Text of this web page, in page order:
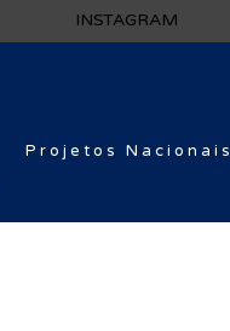
INSTAGRAM
Projetos Nacionais